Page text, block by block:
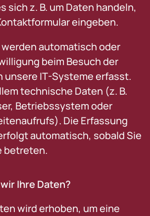
sich z. B. um Daten handeln,
eingeben.
automatisch oder
beim Besuch der
unsere IT-Systeme erfasst.
technische Daten (z. B.
Betriebssystem oder
Die Erfassung
automatisch, sobald Sie
betreten.
Ihre Daten?
wird erhoben, um eine